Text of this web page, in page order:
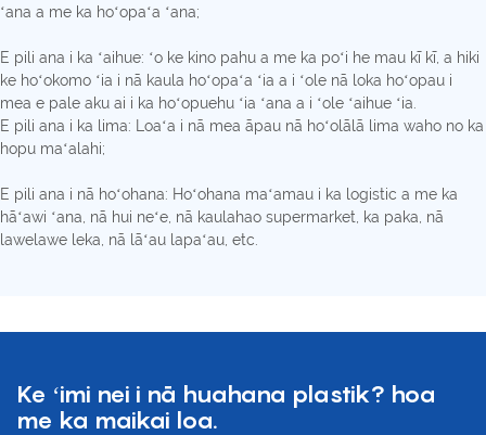
ʻana a me ka hoʻopaʻa ʻana;
E pili ana i ka ʻaihue: ʻo ke kino pahu a me ka poʻi he mau kī kī, a hiki
ke hoʻokomo ʻia i nā kaula hoʻopaʻa ʻia a i ʻole nā ​​​​loka hoʻopau i
mea e pale aku ai i ka hoʻopuehu ʻia ʻana a i ʻole ʻaihue ʻia.
E pili ana i ka lima: Loaʻa i nā mea āpau nā hoʻolālā lima waho no ka
hopu maʻalahi;
E pili ana i nā hoʻohana: Hoʻohana maʻamau i ka logistic a me ka
hāʻawi ʻana, nā hui neʻe, nā kaulahao supermarket, ka paka, nā
lawelawe leka, nā lāʻau lapaʻau, etc.
Ke ʻimi nei i nā huahana plastik? hoa
me ka maikai loa.